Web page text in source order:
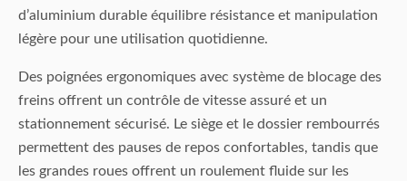
d’aluminium durable équilibre résistance et manipulation
légère pour une utilisation quotidienne.
Des poignées ergonomiques avec système de blocage des
freins offrent un contrôle de vitesse assuré et un
stationnement sécurisé. Le siège et le dossier rembourrés
permettent des pauses de repos confortables, tandis que
les grandes roues offrent un roulement fluide sur les